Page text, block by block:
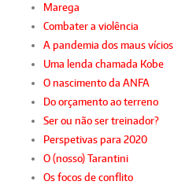
Marega
Combater a violência
A pandemia dos maus vícios
Uma lenda chamada Kobe
O nascimento da ANFA
Do orçamento ao terreno
Ser ou não ser treinador?
Perspetivas para 2020
O (nosso) Tarantini
Os focos de conflito